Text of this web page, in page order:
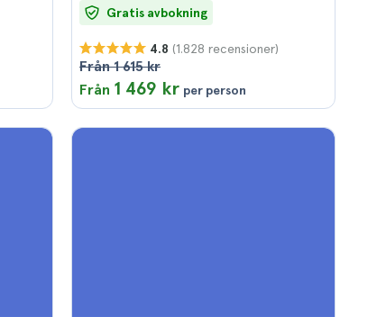
Gratis avbokning
4.8 (1.828 recensioner)
Från 1 615 kr
Från 1 469 kr per person